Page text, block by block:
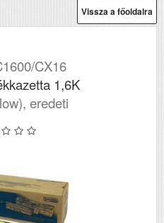
Vissza a főoldalra
CX16
1,6K
eredeti